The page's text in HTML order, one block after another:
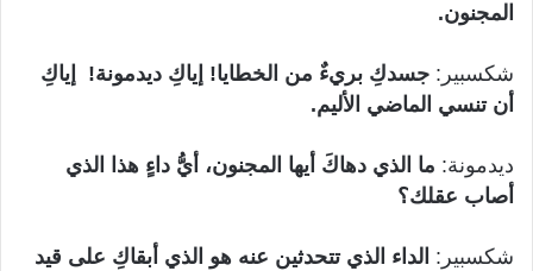
المجنون.
شكسبير: جسدكِ بريءٌ من الخطايا! إياكِ ديدمونة! إياكِ
أن تنسي الماضي الأليم.
ديدمونة: ما الذي دهاكَ أيها المجنون، أيُّ داءٍ هذا الذي
أصاب عقلك؟
شكسبير: الداء الذي تتحدثين عنه هو الذي أبقاكِ على قيد